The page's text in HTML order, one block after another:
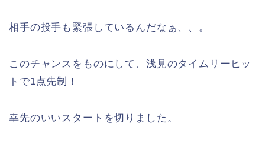
相手の投手も緊張しているんだなぁ、、。
このチャンスをものにして、浅見のタイムリーヒッ
トで1点先制！
幸先のいいスタートを切りました。